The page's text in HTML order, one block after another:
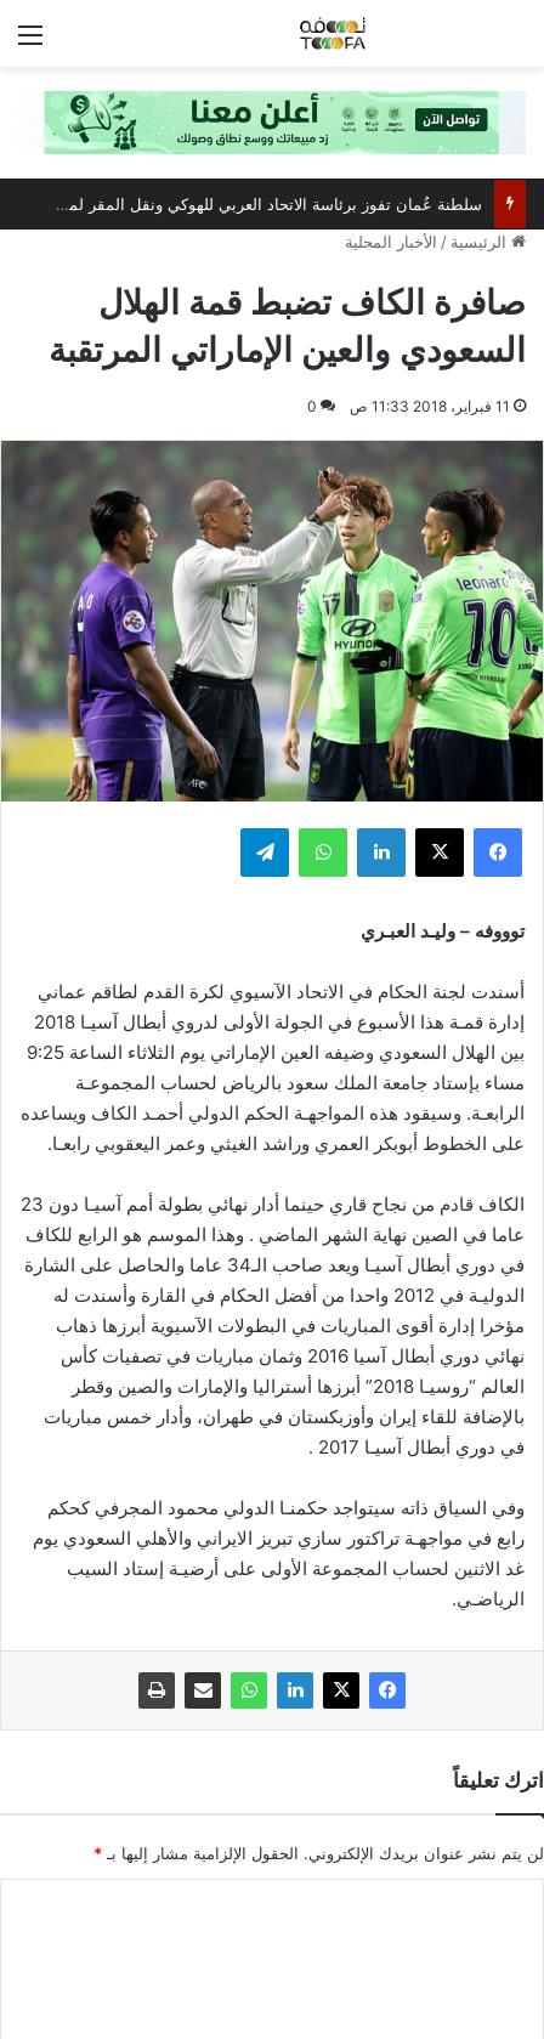
سلطنة عُمان تفوز برئاسة الاتحاد العربي للهوكي ونقل المقر لمسقط
الرئيسية / الأخبار المحلية
صافرة الكاف تضبط قمة الهلال
السعودي والعين الإماراتي المرتقبة
11 فبراير، 2018 11:33 ص 0
فيسبوك ‫X لينكدإن واتساب تيلقرام
توووفه – وليـد العبـري
أسندت لجنة الحكام في الاتحاد الآسيوي لكرة القدم لطاقم عماني
إدارة قمـة هذا الأسبوع في الجولة الأولى لدروي أبطال آسيـا 2018
بين الهلال السعودي وضيفه العين الإماراتي يوم الثلاثاء الساعة 9:25
مساء بإستاد جامعة الملك سعود بالرياض لحساب المجموعـة
الرابعـة. وسيقود هذه المواجهـة الحكم الدولي أحمـد الكاف ويساعده
على الخطوط أبوبكر العمري وراشد الغيثي وعمر اليعقوبي رابعـا.
الكاف قادم من نجاح قاري حينما أدار نهائي بطولة أمم آسيـا دون 23
عاما في الصين نهاية الشهر الماضي . وهذا الموسم هو الرابع للكاف
في دوري أبطال آسيـا ويعد صاحب الـ34 عاما والحاصل على الشارة
الدوليـة في 2012 واحدا من أفضل الحكام في القارة وأسندت له
مؤخرا إدارة أقوى المباريات في البطولات الآسيوية أبرزها ذهاب
نهائي دوري أبطال آسيا 2016 وثمان مباريات في تصفيات كأس
العالم “روسيـا 2018” أبرزها أستراليا والإمارات والصين وقطر
بالإضافة للقاء إيران وأوزبكستان في طهران، وأدار خمس مباريات
في دوري أبطال آسيـا 2017 .
وفي السياق ذاته سيتواجد حكمنـا الدولي محمود المجرفي كحكم
رابع في مواجهـة تراكتور سازي تبريز الايراني والأهلي السعودي يوم
غد الاثنين لحساب المجموعة الأولى على أرضيـة إستاد السيب
الرياضـي.
اترك تعليقاً
لن يتم نشر عنوان بريدك الإلكتروني. الحقول الإلزامية مشار إليها بـ *